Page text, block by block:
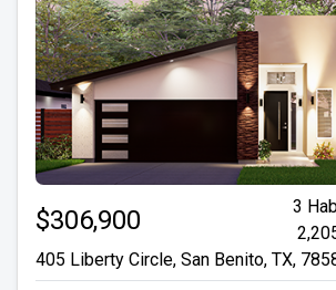
$306,900
3
405 Liberty Circle, San Benito, TX,